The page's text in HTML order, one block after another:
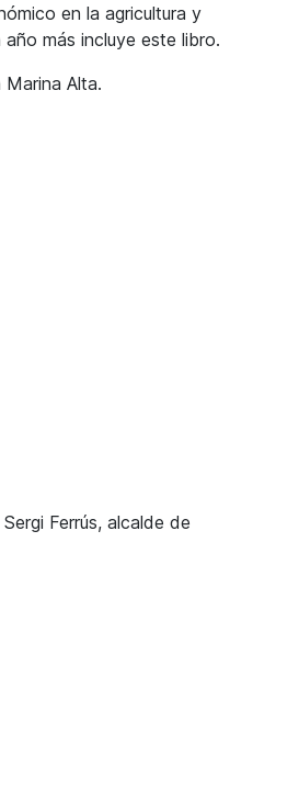
en la agricultura y
año más incluye este libro.
Marina Alta.
Ferrús, alcalde de